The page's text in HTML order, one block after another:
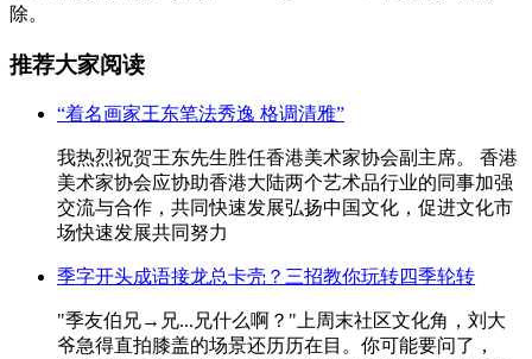
除。
推荐大家阅读
“着名画家王东笔法秀逸 格调清雅”
我热烈祝贺王东先生胜任香港美术家协会副主席。 香港
美术家协会应协助香港大陆两个艺术品行业的同事加强
交流与合作，共同快速发展弘扬中国文化，促进文化市
场快速发展共同努力
季字开头成语接龙总卡壳？三招教你玩转四季轮转
"季友伯兄→兄...兄什么啊？"上周末社区文化角，刘大
爷急得直拍膝盖的场景还历历在目。你可能要问了，